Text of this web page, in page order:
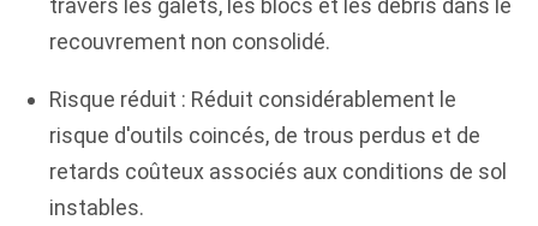
travers les galets, les blocs et les débris dans le
recouvrement non consolidé.
Risque réduit : Réduit considérablement le
risque d'outils coincés, de trous perdus et de
retards coûteux associés aux conditions de sol
instables.